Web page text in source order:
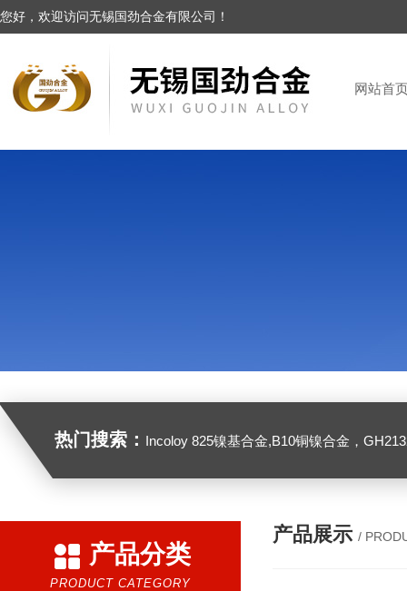
您好，欢迎访问无锡国劲合金有限公司！
网站首
热门搜索： Incoloy 825镍基合金,B10铜镍合金，GH2132高温合金，C276
产品分类
PRODUCT CATEGORY
产品展示 /